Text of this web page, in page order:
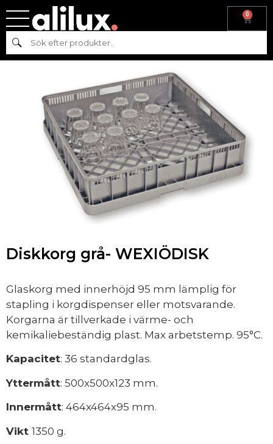
0
Sök
Hem
Diskkorg grå- WEXIÖDISK
Glaskorg med innerhöjd 95 mm lämplig för
stapling i korgdispenser eller motsvarande.
Korgarna är tillverkade i värme- och
kemikaliebeständig plast. Max arbetstemp. 95°C.
Kapacitet: 36 standardglas.
Yttermått: 500x500x123 mm.
Innermått: 464x464x95 mm.
Vikt 1350 g.